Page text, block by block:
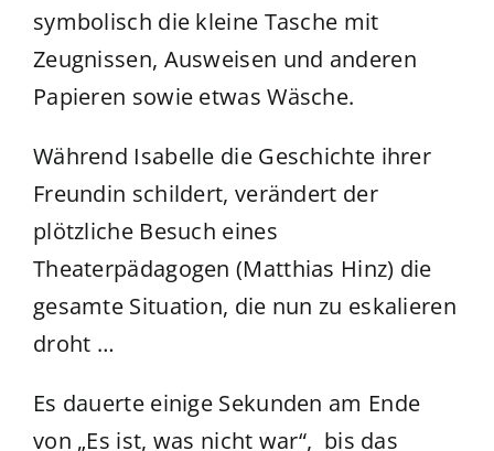
symbolisch die kleine Tasche mit
Zeugnissen, Ausweisen und anderen
Papieren sowie etwas Wäsche.
Während Isabelle die Geschichte ihrer
Freundin schildert, verändert der
plötzliche Besuch eines
Theaterpädagogen (Matthias Hinz) die
gesamte Situation, die nun zu eskalieren
droht …
Es dauerte einige Sekunden am Ende
von „Es ist, was nicht war“, bis das